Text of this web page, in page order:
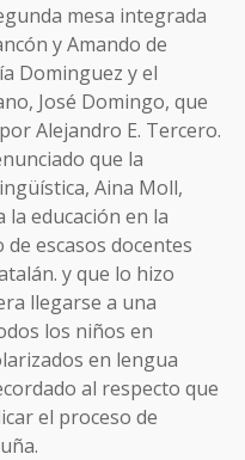
mesa integrada
y Amando de
Dominguez y el
José Domingo, que
Alejandro E. Tercero.
que la
Aina Moll,
la educación en la
escasos docentes
y que lo hizo
llegarse a una
los niños en
en lengua
al respecto que
el proceso de